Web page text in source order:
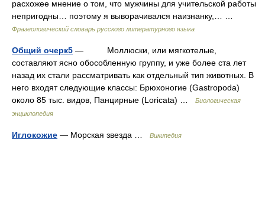
расхожее мнение о том, что мужчины для учительской работы
непригодны… поэтому я выворачивался наизнанку,… …
Фразеологический словарь русского литературного языка
Общий очерк5 — Моллюски, или мягкотелые,
составляют ясно обособленную группу, и уже более ста лет
назад их стали рассматривать как отдельный тип животных. В
него входят следующие классы: Брюхоногие (Gastropoda)
около 85 тыс. видов, Панцирные (Loricata) …
Биологическая
энциклопедия
Иглокожие — Морская звезда … Википедия